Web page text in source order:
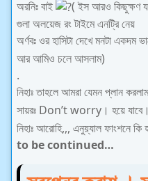
অরনিঃ বাই
( ইস আরও কিছুক্ষণ
গুলা অলয়েজ রং টাইমে এনট্রি নেয়
অর্ণবঃ ওর হাসিটা দেখে মনটা একদম
আর আমিও চলে আসলাম)
.
নিহাঃ তাহলে আমরা যেমন প্লান
সায়রঃ Don’t worry। হয়ে
নিহাঃ আরোহি,,, এনুয়্যাল ফাংশনে কি
to be continued…